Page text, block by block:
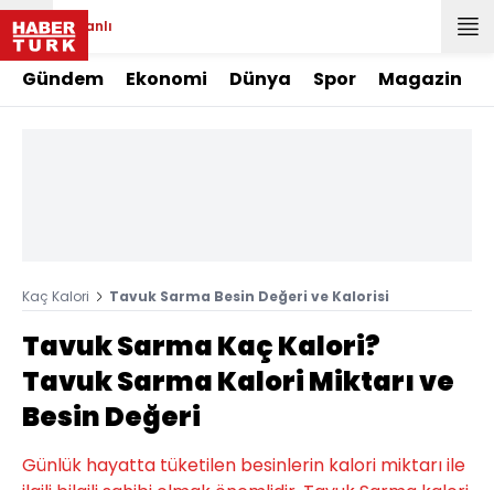
Canlı
Gündem Ekonomi Dünya Spor Magazin
Kaç Kalori Tavuk Sarma Besin Değeri ve Kalorisi
Tavuk Sarma Kaç Kalori?
Tavuk Sarma Kalori Miktarı ve
Besin Değeri
Günlük hayatta tüketilen besinlerin kalori miktarı ile